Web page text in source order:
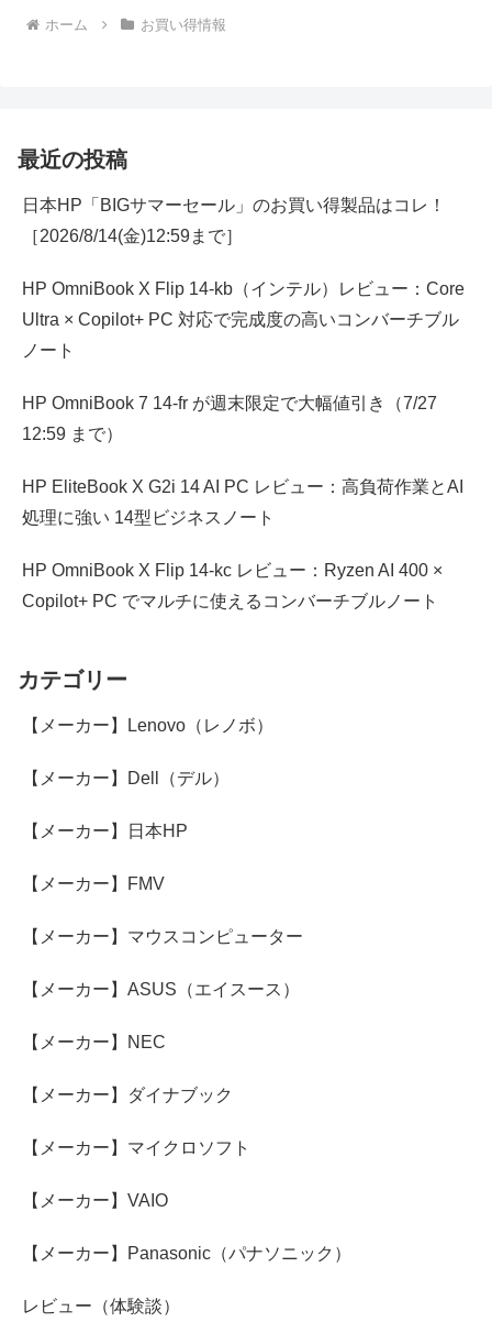
ホーム お買い得情報
最近の投稿
日本HP「BIGサマーセール」のお買い得製品はコレ！
［2026/8/14(金)12:59まで］
HP OmniBook X Flip 14-kb（インテル）レビュー：Core
Ultra × Copilot+ PC 対応で完成度の高いコンバーチブル
ノート
HP OmniBook 7 14-fr が週末限定で大幅値引き（7/27
12:59 まで）
HP EliteBook X G2i 14 AI PC レビュー：高負荷作業とAI
処理に強い 14型ビジネスノート
HP OmniBook X Flip 14-kc レビュー：Ryzen AI 400 ×
Copilot+ PC でマルチに使えるコンバーチブルノート
カテゴリー
【メーカー】Lenovo（レノボ）
【メーカー】Dell（デル）
【メーカー】日本HP
【メーカー】FMV
【メーカー】マウスコンピューター
【メーカー】ASUS（エイスース）
【メーカー】NEC
【メーカー】ダイナブック
【メーカー】マイクロソフト
【メーカー】VAIO
【メーカー】Panasonic（パナソニック）
レビュー（体験談）